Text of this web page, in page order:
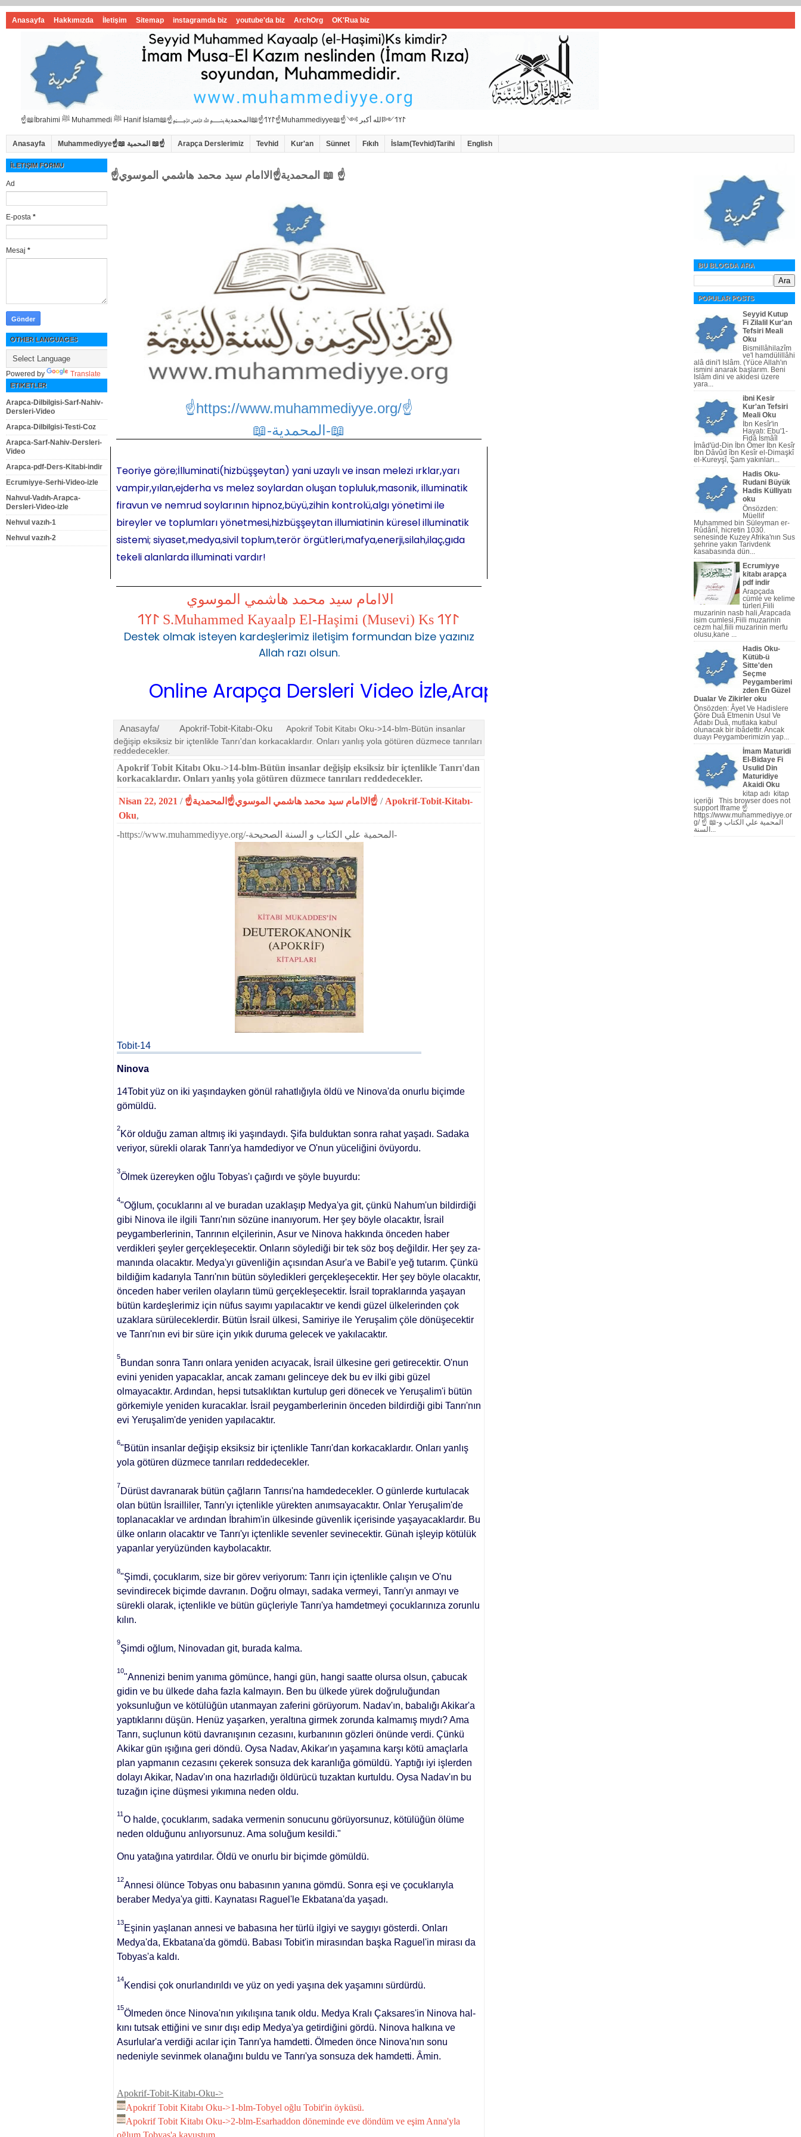
Anasayfa Hakkımızda İletişim Sitemap instagramda biz youtube'da biz ArchOrg OK'Rua biz
☝📖İbrahimi ﷺ Muhammedi ﷺ Hanif İslam📖☝﷽𐰃𐰠𐰯☝📖المحمدية☝Muhammediyye📖☝𐰃𐰠𐰯༺الله أكبر ༻
Anasayfa Muhammediyye☝📖 المحمية 📖☝ Arapça Derslerimiz Tevhid Kur'an Sünnet Fıkıh İslam(Tevhid)Tarihi English
☝المحمدية☝الاامام سيد محمد هاشمي الموسوي 📖 ☝
☝https://www.muhammediyye.org/☝
📖-المحمدية-📖
Teoriye göre;İlluminati(hizbüşşeytan) yani uzaylı ve insan melezi ırklar,yarı
vampir,yılan,ejderha vs melez soylardan oluşan topluluk,masonik, illuminatik
firavun ve nemrud soylarının hipnoz,büyü,zihin kontrolü,algı yönetimi ile
bireyler ve toplumları yönetmesi,hizbüşşeytan illumiatinin küresel illuminatik
sistemi; siyaset,medya,sivil toplum,terör örgütleri,mafya,enerji,silah,ilaç,gıda
tekeli alanlarda illuminati vardır!
الاامام سيد محمد هاشمي الموسوي
𐰃𐰠𐰯 S.Muhammed Kayaalp El-Haşimi (Musevi) Ks 𐰃𐰠𐰯
Destek olmak isteyen kardeşlerimiz iletişim formundan bize yazınız
Allah razı olsun.
Online Arapça Dersleri Video İzle,Arapça Sarf,Arapça Nahiv
Anasayfa/ Apokrif-Tobit-Kitabı-Oku
Apokrif Tobit Kitabı Oku->14-blm-Bütün insanlar
değişip eksiksiz bir içtenlikle Tanrı'dan korkacaklar­dır. Onları yanlış yola götüren düzmece tanrıları
reddedecekler.
Apokrif Tobit Kitabı Oku->14-blm-Bütün insanlar değişip eksiksiz bir içtenlikle Tanrı'dan
korkacaklar­dır. Onları yanlış yola götüren düzmece tanrıları reddedecekler.
Nisan 22, 2021 / ☝الاامام سيد محمد هاشمي الموسوي☝المحمدية☝ / Apokrif-Tobit-Kitabı-
Oku,
-https://www.muhammediyye.org/-المحمية علي الكتاب و السنة الصحيحة-
Tobit-14
Ninova
14Tobit yüz on iki yaşındayken gönül rahatlığıyla öldü ve Ni­nova'da onurlu biçimde
gömüldü.
2
Kör olduğu zaman altmış iki yaşındaydı. Şifa bulduktan sonra rahat yaşadı. Sa­daka
veriyor, sürekli olarak Tanrı'ya hamdediyor ve O'nun yüceliğini övü­yordu.
3
Ölmek üzereyken oğlu Tobyas'ı çağırdı ve şöyle buyurdu:
4
"Oğlum, çocuklarını al ve buradan uzaklaşıp Medya'ya git, çünkü Nahum'un bildirdiği
gibi Ninova ile ilgili Tanrı'nın sözüne inanıyorum. Her şey böyle olacaktır, İsrail
peygamberlerinin, Tanrı­nın elçilerinin, Asur ve Ninova hakkında önceden haber
verdikleri şeyler gerçekleşecektir. Onların söylediği bir tek söz boş değildir. Her şey za­
manında olacaktır. Medya'yı güvenli­ğin açısından Asur'a ve Babil'e yeğ tutarım. Çünkü
bildiğim kadarıyla Tan­rı'nın bütün söyledikleri gerçekleşe­cektir. Her şey böyle olacaktır,
önce­den haber verilen olayların tümü gerçekleşecektir. İsrail topraklarında yaşayan
bütün kardeşlerimiz için nüfus sayımı yapılacaktır ve kendi güzel ülkelerinden çok
uzaklara sürüleceklerdir. Bütün İsrail ülkesi, Samiriye ile Yeruşalim çöle dönüşecektir
ve Tanrı'nın evi bir süre için yıkık duru­ma gelecek ve yakılacaktır.
5
Bundan sonra Tanrı onlara yeniden acıyacak, İsrail ülkesine geri getirecektir. O'nun
evini yeniden yapacaklar, ancak zamanı gelinceye dek bu ev ilki gibi gü­zel
olmayacaktır. Ardından, hepsi tut­saklıktan kurtulup geri dönecek ve Yeruşalim'i bütün
görkemiyle yeniden kuracaklar. İsrail peygamberleri­nin önceden bildirdiği gibi Tanrı'nın
evi Yeruşalim'de yeniden yapılacak­tır.
6
"Bütün insanlar değişip eksiksiz bir içtenlikle Tanrı'dan korkacaklar­dır. Onları yanlış
yola götüren düzmece tanrıları reddedecekler.
7
Dürüst davranarak bütün çağların Tanrısı'na hamdedecekler. O günlerde kurtulacak
olan bütün İsrailliler, Tanrı'yı iç­tenlikle yürekten anımsayacaktır. On­lar Yeruşalim'de
toplanacaklar ve ar­dından İbrahim'in ülkesinde güvenlik içerisinde yaşayacaklardır. Bu
ülke on­ların olacaktır ve Tanrı'yı içtenlikle sevenler sevinecektir. Günah işleyip kötülük
yapanlar yeryüzünden kaybo­lacaktır.
8
"Şimdi, çocuklarım, size bir gö­rev veriyorum: Tanrı için içtenlikle çalışın ve O'nu
sevindirecek biçimde davranın. Doğru olmayı, sadaka ver­meyi, Tanrı'yı anmayı ve
sürekli ola­rak, içtenlikle ve bütün güçleriyle Tan­rı'ya hamdetmeyi çocuklarınıza zo­runlu
kılın.
9
Şimdi oğlum, Ninovadan git, burada kalma.
10
"Annenizi benim yanıma gö­münce, hangi gün, hangi saatte olursa olsun, çabucak
gidin ve bu ülkede da­ha fazla kalmayın. Ben bu ülkede yü­rek doğruluğundan
yoksunluğun ve kötülüğün utanmayan zaferini görü­yorum. Nadav'ın, babalığı Akikar'a
yaptıklarını düşün. Henüz yaşarken, yeraltına girmek zorunda kalmamış mıydı? Ama
Tanrı, suçlunun kötü davranışının cezasını, kurbanının göz­leri önünde verdi. Çünkü
Akikar gün ışığına geri döndü. Oysa Nadav, Akikar'ın yaşamına karşı kötü amaçlarla
plan yapmanın cezasını çekerek son­suza dek karanlığa gömüldü. Yaptığı iyi işlerden
dolayı Akikar, Nadav'ın ona hazırladığı öldürücü tuzaktan kurtuldu. Oysa Nadav'ın bu
tuzağın içine düşmesi yıkımına neden oldu.
11
O halde, çocuklarım, sadaka verme­nin sonucunu görüyorsunuz, kötülüğün ölüme
neden olduğunu anlıyorsu­nuz. Ama soluğum kesildi."
Onu yatağına yatırdılar. Öldü ve onurlu bir biçimde gömüldü.
12
Anne­si ölünce Tobyas onu babasının yanı­na gömdü. Sonra eşi ve çocuklarıyla
beraber Medya'ya gitti. Kaynatası Raguel'le Ekbatana'da yaşadı.
13
Eşinin yaşlanan annesi ve babasına her türlü ilgiyi ve saygıyı gösterdi. Onları
Medya'da, Ekbatana'da gömdü. Babası Tobit'in mirasından başka Raguel'in mi­rası da
Tobyas'a kaldı.
14
Kendisi çok onurlandırıldı ve yüz on yedi yaşına dek yaşamını sürdürdü.
15
Ölmeden önce Ninova'nın yıkılışına tanık oldu. Medya Kralı Çaksares'in Ninova hal­
kını tutsak ettiğini ve sınır dışı edip Medya'ya getirdiğini gördü. Ninova halkına ve
Asurlular'a verdiği acılar için Tanrı'ya hamdetti. Ölmeden önce Ninova'nın sonu
nedeniyle sevinmek olanağını buldu ve Tanrı'ya sonsuza dek hamdetti. Âmin.
Apokrif-Tobit-Kitabı-Oku->
Apokrif Tobit Kitabı Oku->1-blm-Tobyel oğlu Tobit'in öyküsü.
Apokrif Tobit Kitabı Oku->2-blm-Esarhaddon döneminde eve döndüm ve eşim Anna'yla
İLETIŞIM FORMU
Ad
E-posta *
Mesaj *
OTHER LANGUAGES
Powered by Translate
ETIKETLER
Arapca-Dilbilgisi-Sarf-Nahiv-
Dersleri-Video
Arapca-Dilbilgisi-Testi-Coz
Arapca-Sarf-Nahiv-Dersleri-
Video
Arapca-pdf-Ders-Kitabi-indir
Ecrumiyye-Serhi-Video-izle
Nahvul-Vadıh-Arapca-
Dersleri-Video-izle
Nehvul vazıh-1
Nehvul vazıh-2
BU BLOGDA ARA
POPULAR POSTS
Seyyid Kutup
Fi Zilalil Kur'an
Tefsiri Meali
Oku
Bismillâhilazîm
ve'l hamdülillâhi
alâ dini'l Islâm. (Yüce Allah'ın
ismini anarak başlarım. Beni
Islâm dini ve akidesi üzere
yara...
ibni Kesir
Kur'an Tefsiri
Meali Oku
İbn Kesîr'in
Hayatı: Ebu'1-
Fidâ İsmâîl
İmâd'üd-Din İbn Ömer İbn Kesîr
İbn Dâvûd îbn Kesîr el-Dimaşkî
el-Kureyşî, Şam yakınları...
Hadis Oku-
Rudani Büyük
Hadis Külliyatı
oku
Önsözden:
Müellif
Muhammed bin Süleyman er-
Rûdânî, hicretin 1030.
senesinde Kuzey Afrika'nın Sus
şehrine yakın Tarivdenk
kasabasında dün...
Ecrumiyye
kitabı arapça
pdf indir
Arapçada
cümle ve kelime
türleri,Fiili
muzarinin nasb hali,Arapcada
isim cumlesi,Fiili muzarinin
cezm hal,fiili muzarinin merfu
olusu,kane ...
Hadis Oku-
Kütüb-ü
Sitte'den
Seçme
Peygamberimi
zden En Güzel
Dualar Ve Zikirler oku
Önsözden: Âyet Ve Hadislere
Göre Duâ Etmenin Usul Ve
Âdabı Duâ, mutlaka kabul
olunacak bir ibâdettir. Ancak
duayı Peygamberi­mizin yap...
İmam Maturidi
El-Bidaye Fi
Usulid Din
Maturidiye
Akaidi Oku
kitap adı kitap
içeriği This browser does not
support Iframe ☝
https://www.muhammediyye.or
g/ ☝ 📖-المحمية علي الكتاب و
السنة...